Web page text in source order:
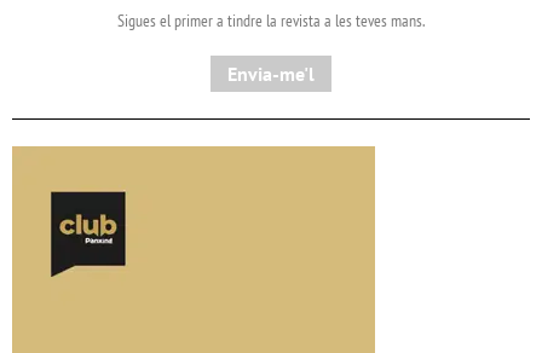
Sigues el primer a tindre la revista a les teves mans.
Envia-me'l